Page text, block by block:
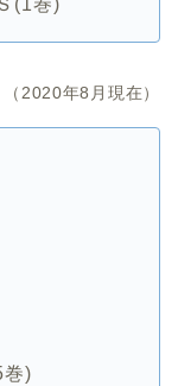
(1巻)
（2020年8月現在）
)